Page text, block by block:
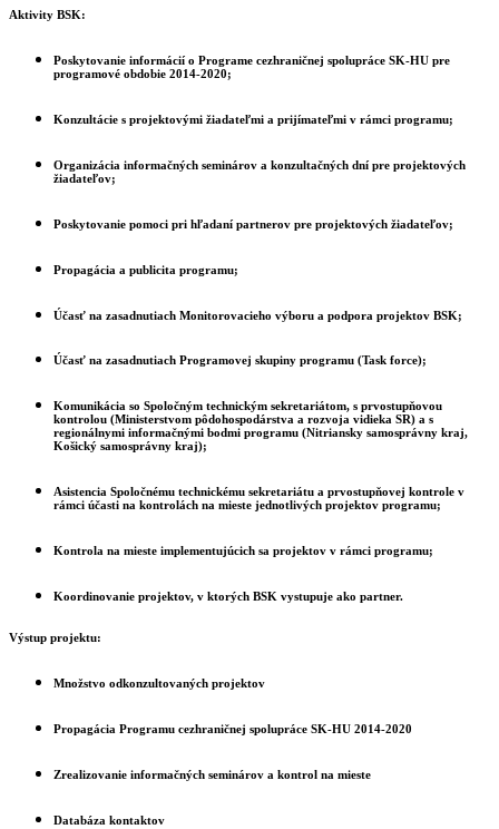
Aktivity BSK:
Poskytovanie informácií o Programe cezhraničnej spolupráce SK-HU pre
programové obdobie 2014-2020;
Konzultácie s projektovými žiadateľmi a prijímateľmi v rámci programu;
Organizácia informačných seminárov a konzultačných dní pre projektových
žiadateľov;
Poskytovanie pomoci pri hľadaní partnerov pre projektových žiadateľov;
Propagácia a publicita programu;
Účasť na zasadnutiach Monitorovacieho výboru a podpora projektov BSK;
Účasť na zasadnutiach Programovej skupiny programu (Task force);
Komunikácia so Spoločným technickým sekretariátom, s prvostupňovou
kontrolou (Ministerstvom pôdohospodárstva a rozvoja vidieka SR) a s
regionálnymi informačnými bodmi programu (Nitriansky samosprávny kraj,
Košický samosprávny kraj);
Asistencia Spoločnému technickému sekretariátu a prvostupňovej kontrole v
rámci účasti na kontrolách na mieste jednotlivých projektov programu;
Kontrola na mieste implementujúcich sa projektov v rámci programu;
Koordinovanie projektov, v ktorých BSK vystupuje ako partner.
Výstup projektu:
Množstvo odkonzultovaných projektov
Propagácia Programu cezhraničnej spolupráce SK-HU 2014-2020
Zrealizovanie informačných seminárov a kontrol na mieste
Databáza kontaktov